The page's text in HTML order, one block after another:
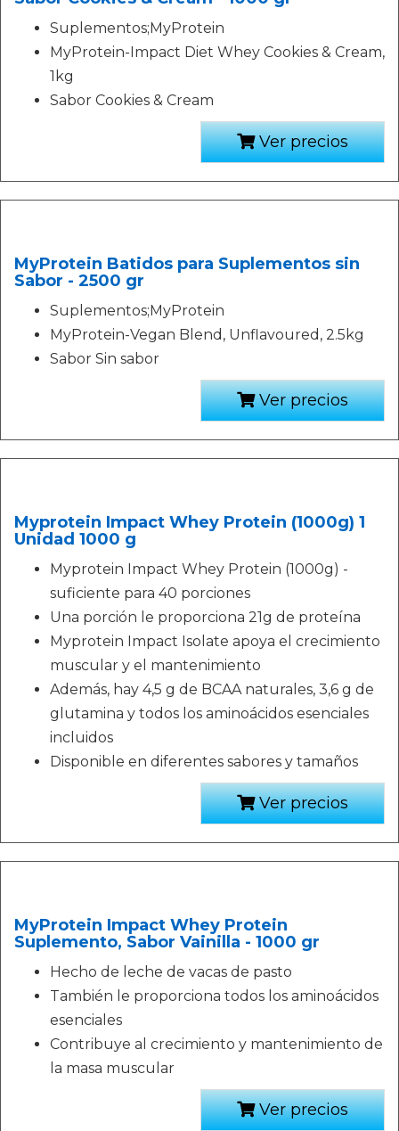
Suplementos;MyProtein
MyProtein-Impact Diet Whey Cookies & Cream,
1kg
Sabor Cookies & Cream
Ver precios
MyProtein Batidos para Suplementos sin
Sabor - 2500 gr
Suplementos;MyProtein
MyProtein-Vegan Blend, Unflavoured, 2.5kg
Sabor Sin sabor
Ver precios
Myprotein Impact Whey Protein (1000g) 1
Unidad 1000 g
Myprotein Impact Whey Protein (1000g) -
suficiente para 40 porciones
Una porción le proporciona 21g de proteína
Myprotein Impact Isolate apoya el crecimiento
muscular y el mantenimiento
Además, hay 4,5 g de BCAA naturales, 3,6 g de
glutamina y todos los aminoácidos esenciales
incluidos
Disponible en diferentes sabores y tamaños
Ver precios
MyProtein Impact Whey Protein
Suplemento, Sabor Vainilla - 1000 gr
Hecho de leche de vacas de pasto
También le proporciona todos los aminoácidos
esenciales
Contribuye al crecimiento y mantenimiento de
la masa muscular
Ver precios